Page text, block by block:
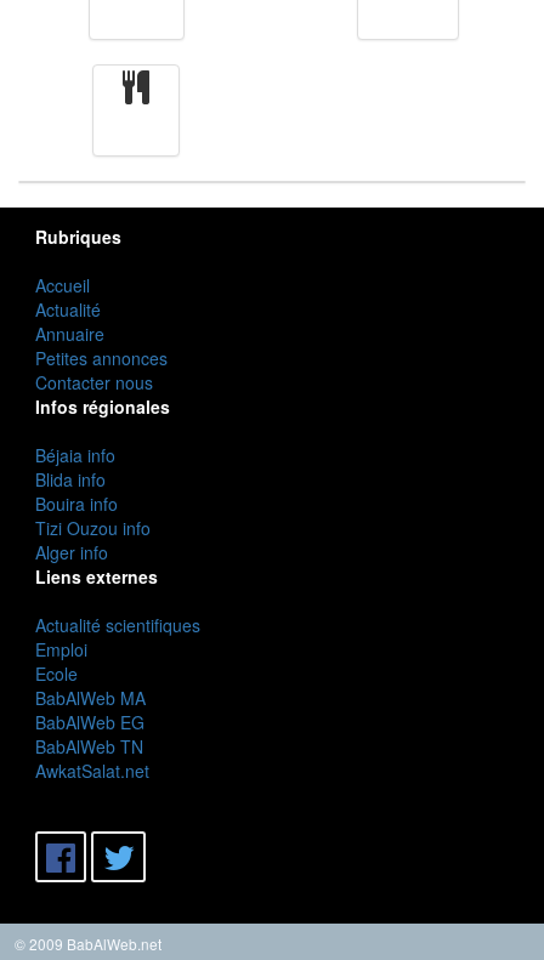
Rubriques
Accueil
Actualité
Annuaire
Petites annonces
Contacter nous
Infos régionales
Béjaia info
Blida info
Bouira info
Tizi Ouzou info
Alger info
Liens externes
Actualité scientifiques
Emploi
Ecole
BabAlWeb MA
BabAlWeb EG
BabAlWeb TN
AwkatSalat.net
© 2009 BabAlWeb.net